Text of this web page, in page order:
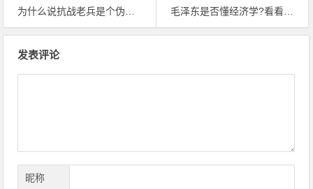
为什么说抗战老兵是个伪概念！
毛泽东是否懂经济学?看看邓力群的回忆就知道
发表评论
昵称